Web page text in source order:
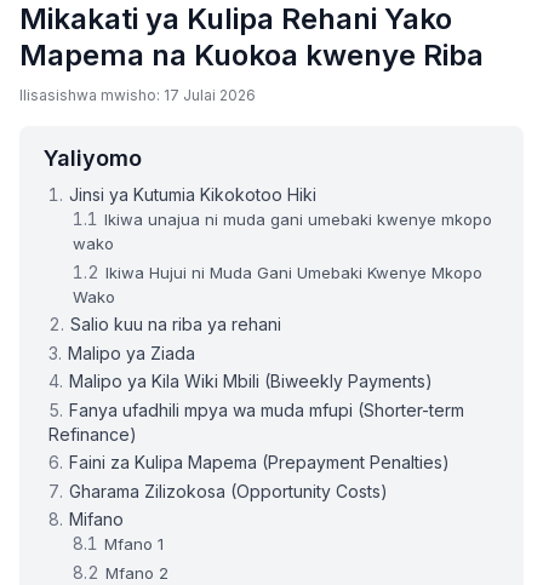
Mikakati ya Kulipa Rehani Yako
Mapema na Kuokoa kwenye Riba
Ilisasishwa mwisho: 17 Julai 2026
Yaliyomo
Jinsi ya Kutumia Kikokotoo Hiki
Ikiwa unajua ni muda gani umebaki kwenye mkopo
wako
Ikiwa Hujui ni Muda Gani Umebaki Kwenye Mkopo
Wako
Salio kuu na riba ya rehani
Malipo ya Ziada
Malipo ya Kila Wiki Mbili (Biweekly Payments)
Fanya ufadhili mpya wa muda mfupi (Shorter-term
Refinance)
Faini za Kulipa Mapema (Prepayment Penalties)
Gharama Zilizokosa (Opportunity Costs)
Mifano
Mfano 1
Mfano 2